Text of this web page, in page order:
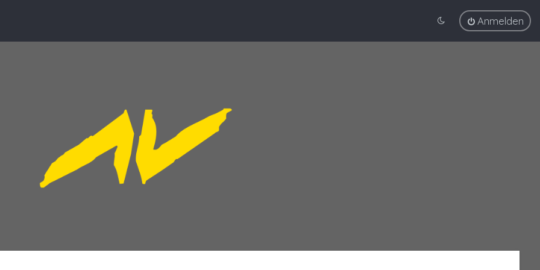
Anmelden